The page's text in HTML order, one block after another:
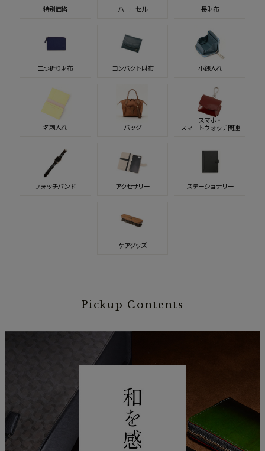
特別価格 ハニーセル 長財布
二つ折り財布 コンパクト財布 小銭入れ
名刺入れ バッグ
スマホ・
スマートウォッチ関連
ウォッチバンド アクセサリー ステーショナリー
ケアグッズ
Pickup Contents